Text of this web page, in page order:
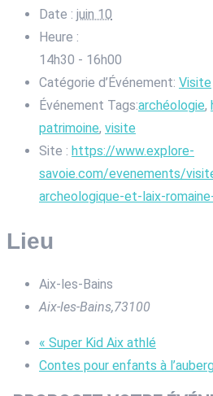
Date : juin 10
Heure :
14h30 - 16h00
Catégorie d’Événement: Visite
Événement Tags:archéologie,
patrimoine, visite
Site : https://www.explore-
savoie.com/evenements/
archeologique-et-laix-
Lieu
Aix-les-Bains
Aix-les-Bains,73100
« Super Kid Aix athlé
Contes pour enfants à